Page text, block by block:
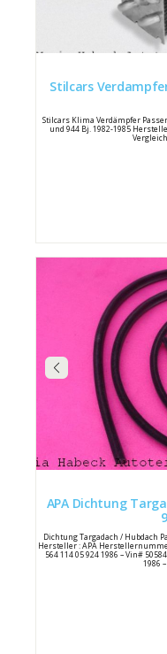
Stilcars
Stilcars Klima Verdämpfer
und 944 Bj. 1982-1985
APA Dichtung Targadach Porsche 944 /
Dichtung Targadach / Hubdach
Hersteller : APA
564 114 05 924 1986 – Vin#
1986